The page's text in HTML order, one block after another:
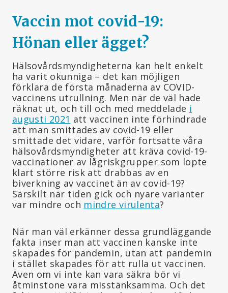
Vaccin mot covid-19:
Hönan eller ägget?
Hälsovårdsmyndigheterna kan helt enkelt
ha varit okunniga – det kan möjligen
förklara de första månaderna av COVID-
vaccinens utrullning. Men när de väl hade
räknat ut, och till och med meddelade i
augusti 2021 att vaccinen inte förhindrade
att man smittades av covid-19 eller
smittade det vidare, varför fortsatte våra
hälsovårdsmyndigheter att kräva covid-19-
vaccinationer av lågriskgrupper som löpte
klart större risk att drabbas av en
biverkning av vaccinet än av covid-19?
Särskilt när tiden gick och nyare varianter
var mindre och mindre virulenta?
När man väl erkänner dessa grundläggande
fakta inser man att vaccinen kanske inte
skapades för pandemin, utan att pandemin
i stället skapades för att rulla ut vaccinen.
Även om vi inte kan vara säkra bör vi
åtminstone vara misstänksamma. Och det